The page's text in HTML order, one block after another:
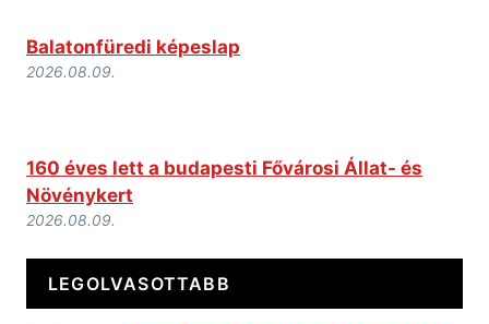
Balatonfüredi képeslap
2026.08.09.
160 éves lett a budapesti Fővárosi Állat- és
Növénykert
2026.08.09.
LEGOLVASOTTABB